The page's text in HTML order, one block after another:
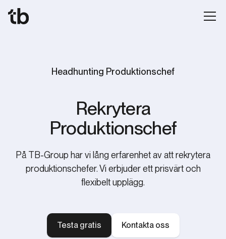
Headhunting Produktionschef
Rekrytera
Produktionschef
På TB-Group har vi lång erfarenhet av att rekrytera
produktionschefer. Vi erbjuder ett prisvärt och
flexibelt upplägg.
Testa gratis Kontakta oss